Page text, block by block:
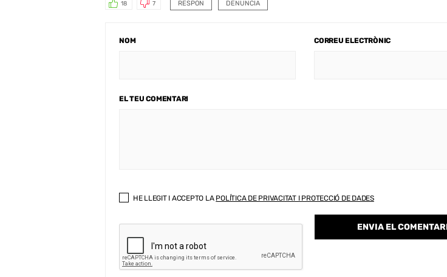
RESPON
18 7 DENUNCIA
NOM CORREU ELECTRÒNIC
EL TEU COMENTARI
HE LLEGIT I ACCEPTO LA POLÍTICA DE PRIVACITAT I PROTECCIÓ DE DADES